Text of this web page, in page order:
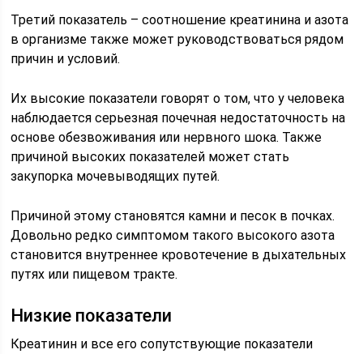
Третий показатель – соотношение креатинина и азота
в организме также может руководствоваться рядом
причин и условий.
Их высокие показатели говорят о том, что у человека
наблюдается серьезная почечная недостаточность на
основе обезвоживания или нервного шока. Также
причиной высоких показателей может стать
закупорка мочевыводящих путей.
Причиной этому становятся камни и песок в почках.
Довольно редко симптомом такого высокого азота
становится внутреннее кровотечение в дыхательных
путях или пищевом тракте.
Низкие показатели
Креатинин и все его сопутствующие показатели